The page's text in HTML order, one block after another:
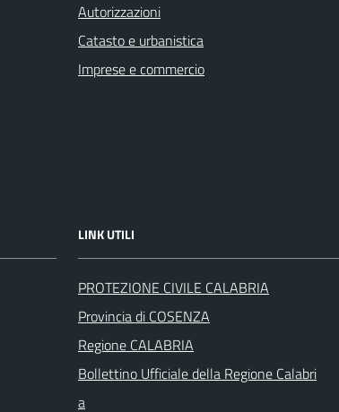
Autorizzazioni
Catasto e urbanistica
Imprese e commercio
LINK UTILI
PROTEZIONE CIVILE CALABRIA
Provincia di COSENZA
Regione CALABRIA
Bollettino Ufficiale della Regione Calabri
a